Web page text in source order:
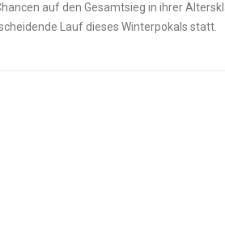
auf den Gesamtsieg in ihrer
Lauf dieses Winterpokals statt.